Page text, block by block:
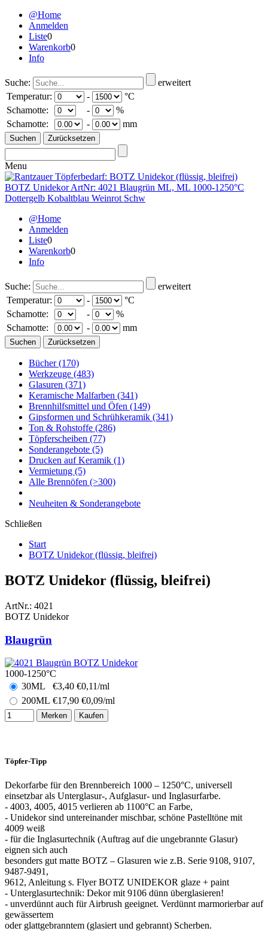
@Home
Anmelden
Liste0
Warenkorb0
Info
Suche:
erweitert
Temperatur:
-
°C
Schamotte:
-
%
Schamotte:
- mm
Menu
@Home
Anmelden
Liste0
Warenkorb0
Info
Suche:
erweitert
Temperatur:
-
°C
Schamotte:
-
%
Schamotte:
- mm
Bücher(170)
Werkzeuge (483)
Glasuren (371)
Keramische Malfarben (341)
Brennhilfsmittel und Öfen (149)
Gipsformen und Schrühkeramik (341)
Ton & Rohstoffe (286)
Töpferscheiben (77)
Sonderangebote (5)
Drucken auf Keramik (1)
Vermietung (5)
Alle Brennöfen (>300)
Neuheiten & Sonderangebote
Schließen
Start
BOTZ Unidekor (flüssig, bleifrei)
BOTZ Unidekor (flüssig, bleifrei)
ArtNr.: 4021
BOTZ Unidekor
Blaugrün
1000-1250°C
30ML
€3,40 €0,11/ml
200ML €17,90 €0,09/ml
Merken Kaufen
Töpfer-Tipp
Dekorfarbe für den Brennbereich 1000 – 1250°C, universell
einsetzbar als Unterglasur-, Aufglasur- und Inglasurfarbe.
- 4003, 4005, 4015 verlieren ab 1100°C an Farbe,
- Unidekor sind untereinander mischbar, schöne Pastelltöne mit
4009 weiß
- für die Inglasurtechnik (Auftrag auf die ungebrannte Glasur)
eignen sich auch
besonders gut matte BOTZ – Glasuren wie z.B. Serie 9108, 9107,
9487-9491,
9612, Anleitung s. Flyer BOTZ UNIDEKOR glaze + paint
- Unterglasurtechnik: Dekor mit 9106 dünn überglasieren!
- unverdünnt auch für Airbrush geeignet. Verdünnt marmorierbar auf
gewässertem
oder glattgebranntem (glasiert und gebrannt) Scherben.